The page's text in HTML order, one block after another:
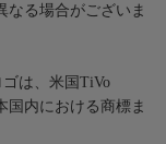
なる場合がございま
は、米国TiVo
国内における商標ま